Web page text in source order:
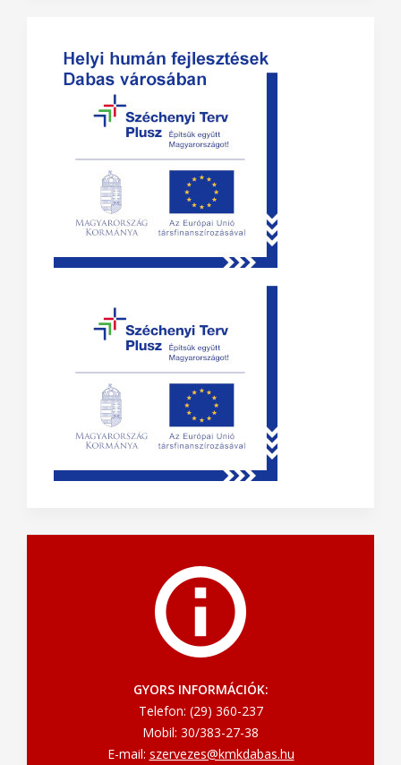
GYORS INFORMÁCIÓK:
Telefon: (29) 360-237
Mobil: 30/383-27-38
E-mail: szervezes@kmkdabas.hu